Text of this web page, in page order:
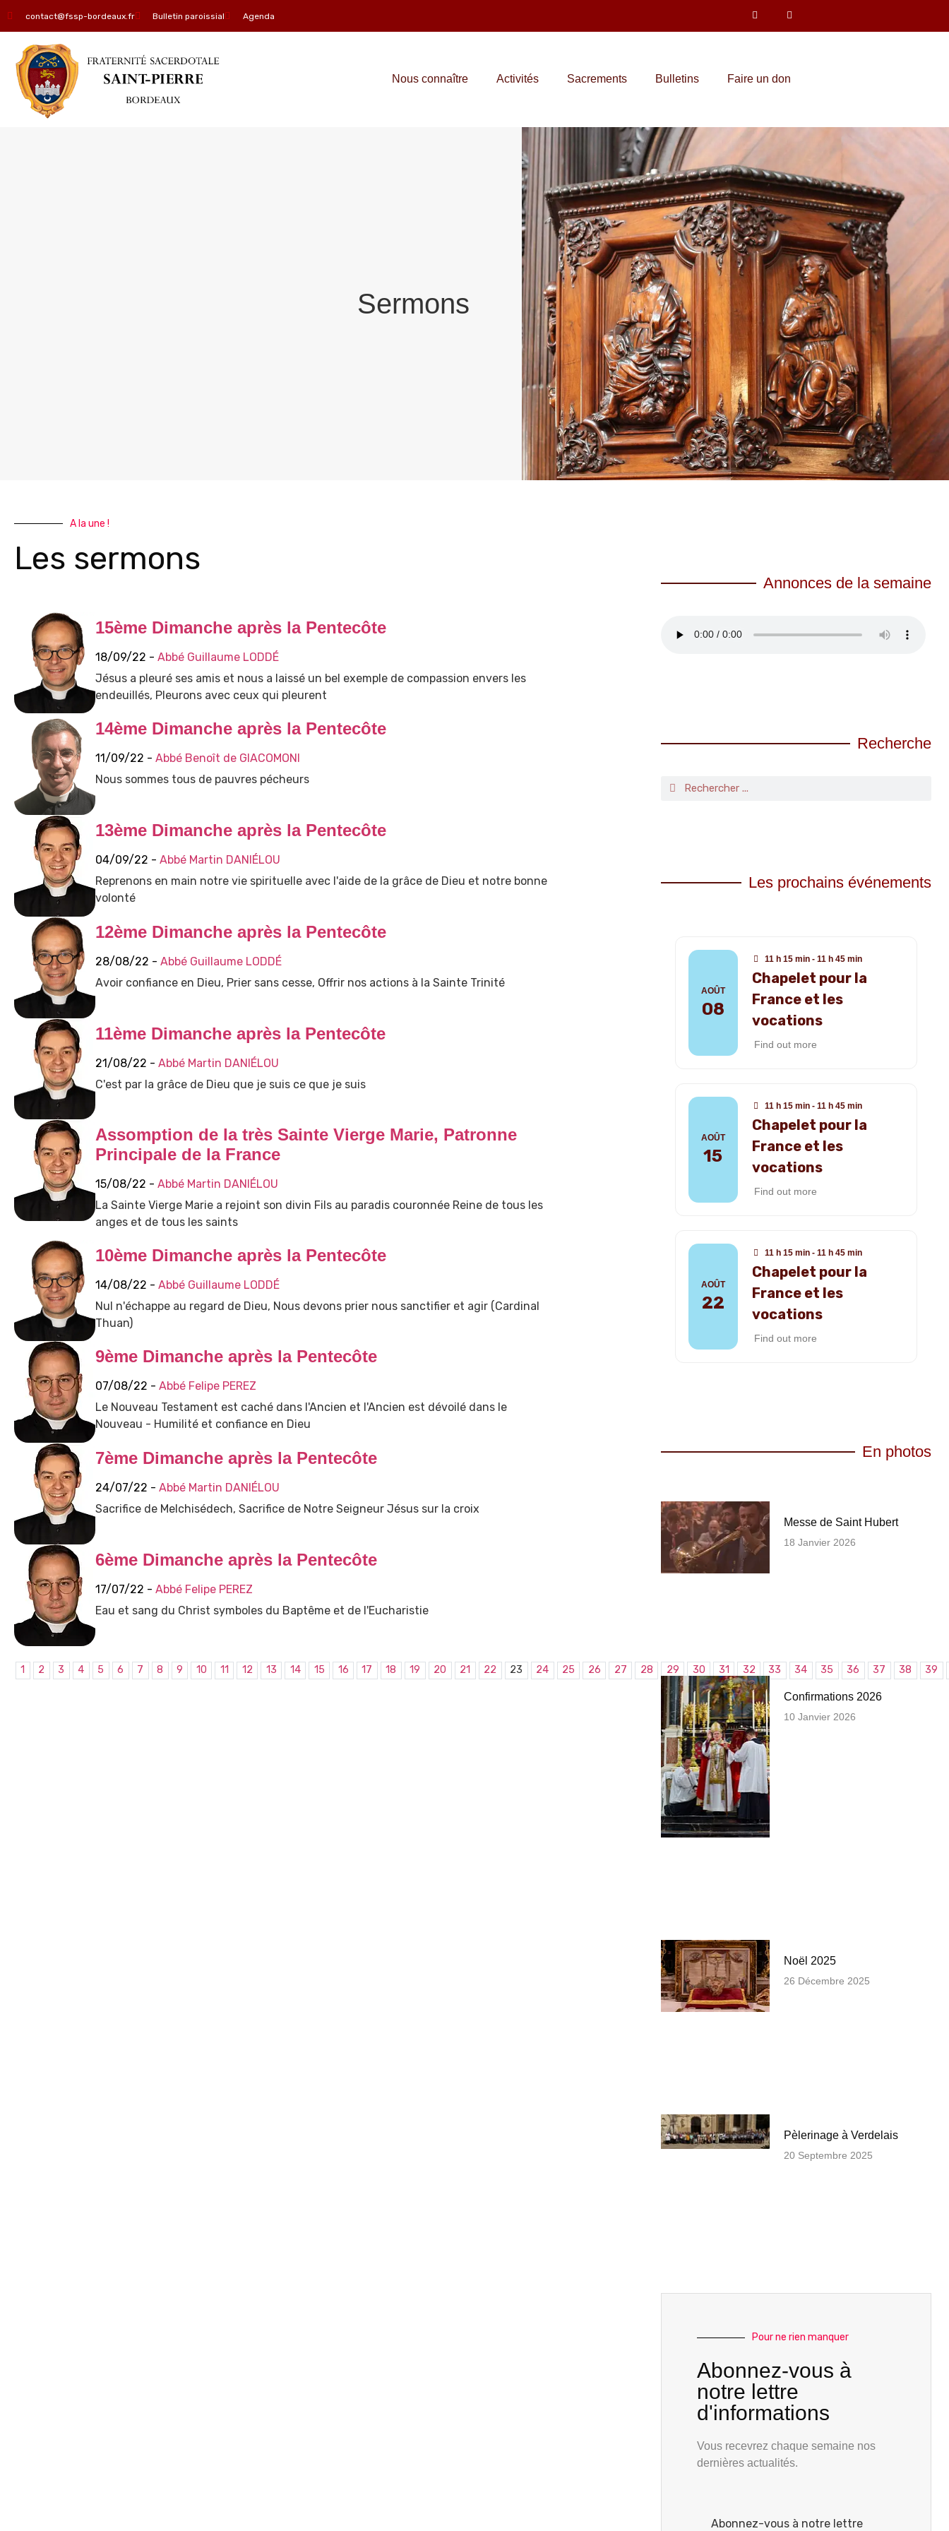
contact@fssp-bordeaux.fr Bulletin paroissial Agenda
Nous connaître Activités Sacrements Bulletins Faire un don
Sermons
A la une !
Les sermons
15ème Dimanche après la Pentecôte
18/09/22 - Abbé Guillaume LODDÉ
Jésus a pleuré ses amis et nous a laissé un bel exemple de compassion envers les
endeuillés, Pleurons avec ceux qui pleurent
14ème Dimanche après la Pentecôte
11/09/22 - Abbé Benoît de GIACOMONI
Nous sommes tous de pauvres pécheurs
13ème Dimanche après la Pentecôte
04/09/22 - Abbé Martin DANIÉLOU
Reprenons en main notre vie spirituelle avec l'aide de la grâce de Dieu et notre bonne
volonté
12ème Dimanche après la Pentecôte
28/08/22 - Abbé Guillaume LODDÉ
Avoir confiance en Dieu, Prier sans cesse, Offrir nos actions à la Sainte Trinité
11ème Dimanche après la Pentecôte
21/08/22 - Abbé Martin DANIÉLOU
C'est par la grâce de Dieu que je suis ce que je suis
Assomption de la très Sainte Vierge Marie, Patronne
Principale de la France
15/08/22 - Abbé Martin DANIÉLOU
La Sainte Vierge Marie a rejoint son divin Fils au paradis couronnée Reine de tous les
anges et de tous les saints
10ème Dimanche après la Pentecôte
14/08/22 - Abbé Guillaume LODDÉ
Nul n'échappe au regard de Dieu, Nous devons prier nous sanctifier et agir (Cardinal
Thuan)
9ème Dimanche après la Pentecôte
07/08/22 - Abbé Felipe PEREZ
Le Nouveau Testament est caché dans l'Ancien et l'Ancien est dévoilé dans le
Nouveau - Humilité et confiance en Dieu
7ème Dimanche après la Pentecôte
24/07/22 - Abbé Martin DANIÉLOU
Sacrifice de Melchisédech, Sacrifice de Notre Seigneur Jésus sur la croix
6ème Dimanche après la Pentecôte
17/07/22 - Abbé Felipe PEREZ
Eau et sang du Christ symboles du Baptême et de l'Eucharistie
1 2 3 4 5 6 7 8 9 10 11 12 13 14 15 16 17 18 19 20 21 22 23 24 25 26 27 28 29 30 31 32 33 34 35 36 37 38 39
Annonces de la semaine
Recherche
Les prochains événements
AOÛT
08
11 h 15 min - 11 h 45 min
Chapelet pour la
France et les
vocations
Find out more
AOÛT
15
11 h 15 min - 11 h 45 min
Chapelet pour la
France et les
vocations
Find out more
AOÛT
22
11 h 15 min - 11 h 45 min
Chapelet pour la
France et les
vocations
Find out more
En photos
Messe de Saint Hubert
18 Janvier 2026
Confirmations 2026
10 Janvier 2026
Noël 2025
26 Décembre 2025
Pèlerinage à Verdelais
20 Septembre 2025
Pour ne rien manquer
Abonnez-vous à
notre lettre
d'informations
Vous recevrez chaque semaine nos
dernières actualités.
Abonnez-vous à notre lettre